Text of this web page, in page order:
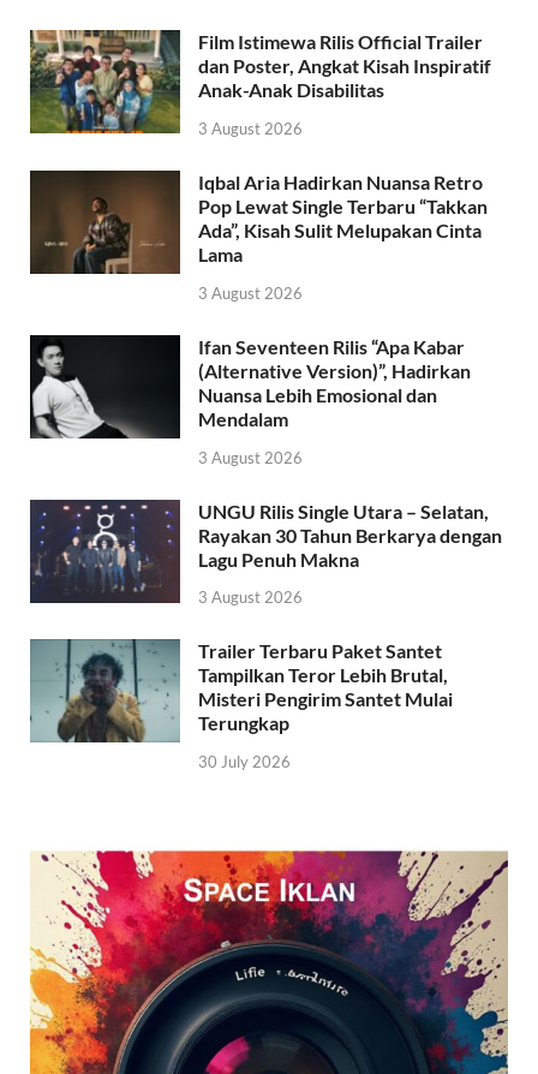
Film Istimewa Rilis Official Trailer
dan Poster, Angkat Kisah Inspiratif
Anak-Anak Disabilitas
3 August 2026
Iqbal Aria Hadirkan Nuansa Retro
Pop Lewat Single Terbaru “Takkan
Ada”, Kisah Sulit Melupakan Cinta
Lama
3 August 2026
Ifan Seventeen Rilis “Apa Kabar
(Alternative Version)”, Hadirkan
Nuansa Lebih Emosional dan
Mendalam
3 August 2026
UNGU Rilis Single Utara – Selatan,
Rayakan 30 Tahun Berkarya dengan
Lagu Penuh Makna
3 August 2026
Trailer Terbaru Paket Santet
Tampilkan Teror Lebih Brutal,
Misteri Pengirim Santet Mulai
Terungkap
30 July 2026